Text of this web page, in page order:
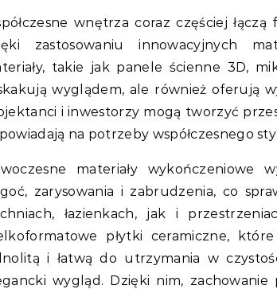
wnętrza coraz częściej
zastosowaniu innowacyjnych
takie jak panele ścienne 3D,
wyglądem, ale również oferują
i inwestorzy mogą tworzyć
na potrzeby współczesnego
materiały wykończeniowe
zarysowania i zabrudzenia, co
łazienkach, jak i
płytki ceramiczne,
i łatwą do utrzymania w
wygląd. Dzięki nim,